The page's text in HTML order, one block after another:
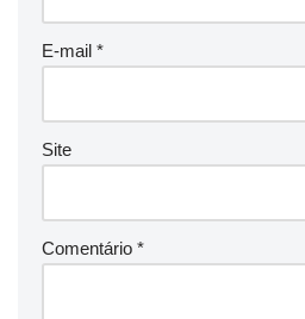
E-mail *
Site
Comentário *